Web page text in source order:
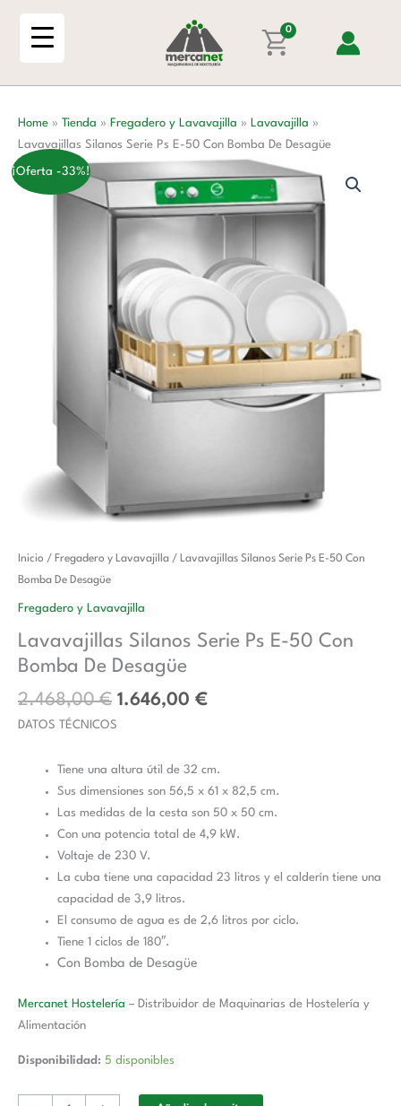
0
Home » Tienda » Fregadero y Lavavajilla » Lavavajilla »
Lavavajillas Silanos Serie Ps E-50 Con Bomba De Desagüe
¡Oferta -33%!
Inicio / Fregadero y Lavavajilla / Lavavajillas Silanos Serie Ps E-50 Con
Bomba De Desagüe
Fregadero y Lavavajilla
Lavavajillas Silanos Serie Ps E-50 Con
Bomba De Desagüe
2.468,00€
El
original
2.468,00 €.
1.646,00 €
El
1.646,00 €.
DATOS TÉCNICOS
Tiene una altura útil de 32 cm.
Sus dimensiones son 56,5 x 61 x 82,5 cm.
Las medidas de la cesta son 50 x 50 cm.
Con una potencia total de 4,9 kW.
Voltaje de 230 V.
La cuba tiene una capacidad 23 litros y el calderín tiene una
capacidad de 3,9 litros.
El consumo de agua es de 2,6 litros por ciclo.
Tiene 1 ciclos de 180″.
Con Bomba de Desagüe
Mercanet Hostelería – Distribuidor de Maquinarias de Hostelería y
Alimentación
Disponibilidad: 5 disponibles
Lavavajillas
Silanos
Serie
E-
50
Bomba
De
cantidad
50
Con
De
Desagüe
cantidad